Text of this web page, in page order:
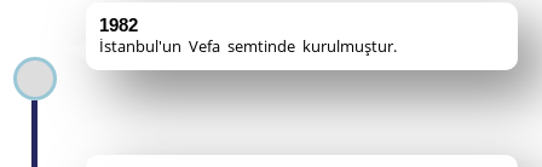
1982
İstanbul'un Vefa semtinde kurulmuştur.